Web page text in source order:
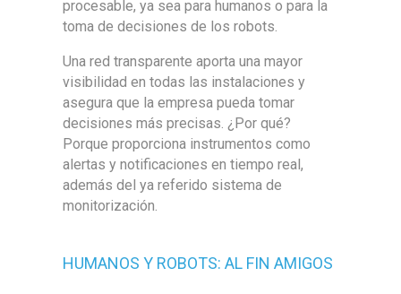
procesable, ya sea para humanos o para la
toma de decisiones de los robots.
Una red transparente aporta una mayor
visibilidad en todas las instalaciones y
asegura que la empresa pueda tomar
decisiones más precisas. ¿Por qué?
Porque proporciona instrumentos como
alertas y notificaciones en tiempo real,
además del ya referido sistema de
monitorización.
HUMANOS Y ROBOTS: AL FIN AMIGOS